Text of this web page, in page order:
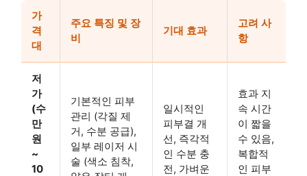
가
격
대
주요 특징 및 장
비
기대 효과
고려 사
항
저
가
(수
만
원
~
10
기본적인 피부
관리 (각질 제
거, 수분 공급),
일부 레이저 시
술 (색소 침착,
일시적인
피부결 개
선, 즉각적
인 수분 충
전, 가벼운
효과 지
속 시간
이 짧을
수 있음,
복합적
인 피부